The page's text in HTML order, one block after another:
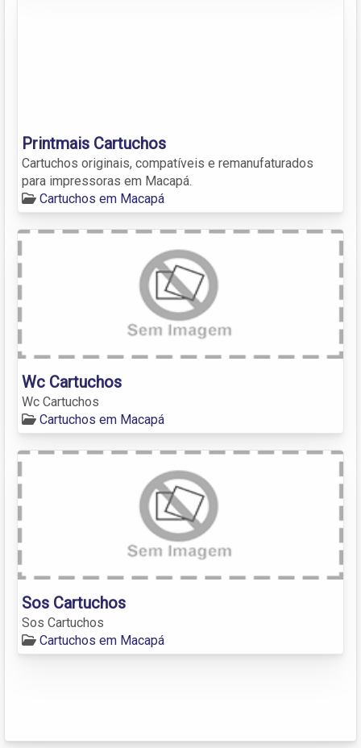
Printmais Cartuchos
Cartuchos originais, compatíveis e remanufaturados
para impressoras em Macapá.
Cartuchos em Macapá
Wc Cartuchos
Wc Cartuchos
Cartuchos em Macapá
Sos Cartuchos
Sos Cartuchos
Cartuchos em Macapá